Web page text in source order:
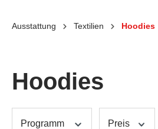
Ausstattung Textilien Hoodies
Hoodies
Programm Preis